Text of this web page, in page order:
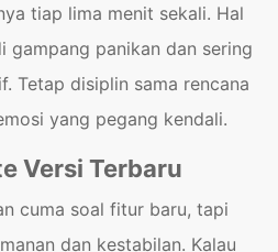
tiap lima menit sekali. Hal
gampang panikan dan sering
Tetap disiplin sama rencana
yang pegang kendali.
Versi Terbaru
cuma soal fitur baru, tapi
dan kestabilan. Kalau